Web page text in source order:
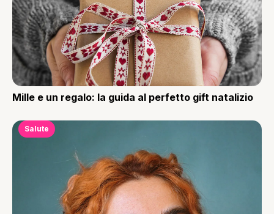
Mille e un regalo: la guida al perfetto gift natalizio
Salute